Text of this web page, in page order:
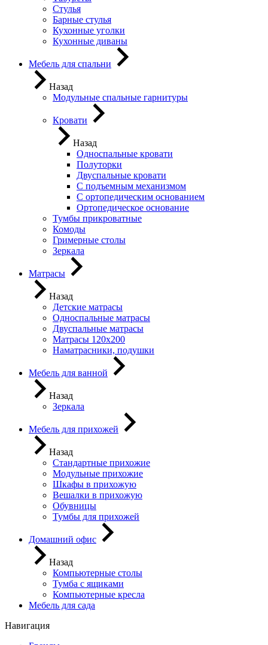
Стулья
Барные стулья
Кухонные уголки
Кухонные диваны
Мебель для спальни
Назад
Модульные спальные гарнитуры
Кровати
Назад
Односпальные кровати
Полуторки
Двуспальные кровати
С подъемным механизмом
С ортопедическим основанием
Ортопедическое основание
Тумбы прикроватные
Комоды
Гримерные столы
Зеркала
Матрасы
Назад
Детские матрасы
Односпальные матрасы
Двуспальные матрасы
Матрасы 120х200
Наматрасники, подушки
Мебель для ванной
Назад
Зеркала
Мебель для прихожей
Назад
Стандартные прихожие
Модульные прихожие
Шкафы в прихожую
Вешалки в прихожую
Обувницы
Тумбы для прихожей
Домашний офис
Назад
Компьютерные столы
Тумба с ящиками
Компьютерные кресла
Мебель для сада
Навигация